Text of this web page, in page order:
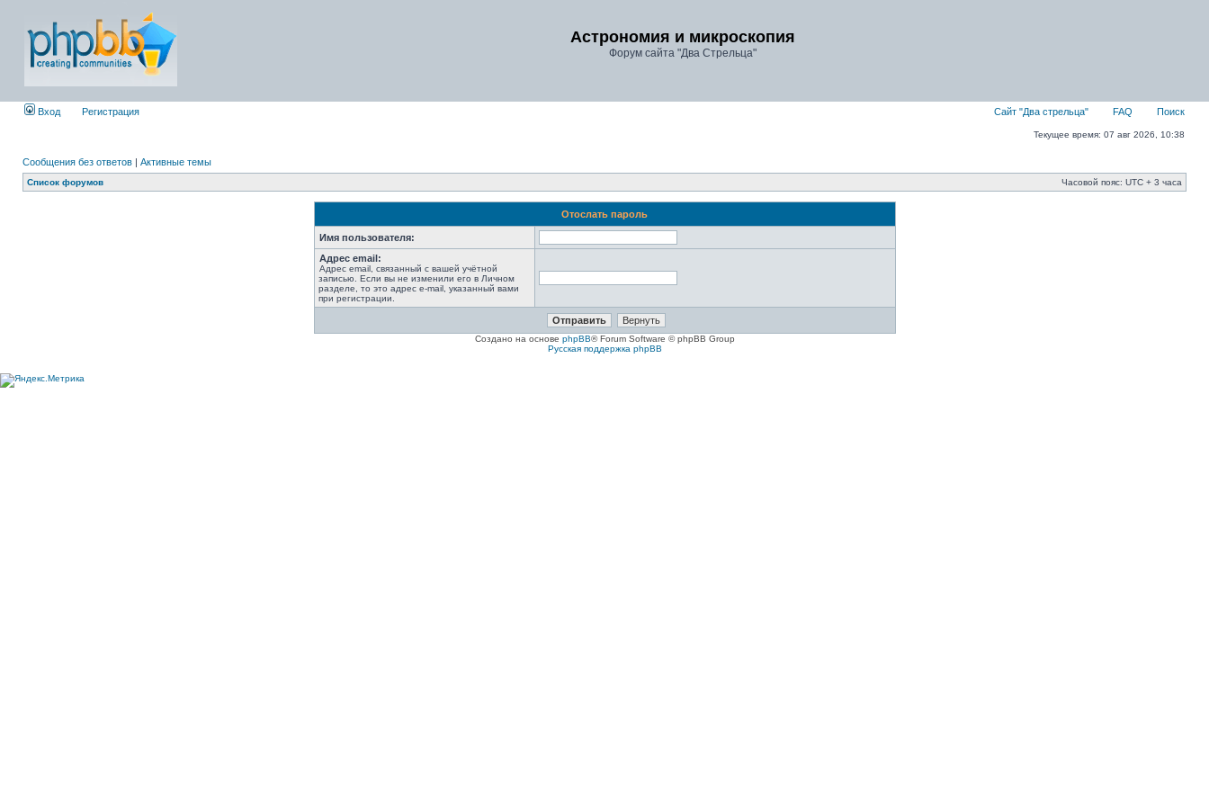
Астрономия и микроскопия
Форум сайта "Два Стрельца"
Вход Регистрация Сайт "Два стрельца" FAQ Поиск
Текущее время: 07 авг 2026, 10:38
Сообщения без ответов | Активные темы
Список форумов Часовой пояс: UTC + 3 часа
Отослать пароль
Имя пользователя:
Адрес email:
Адрес email, связанный с вашей учётной
записью. Если вы не изменили его в Личном
разделе, то это адрес e-mail, указанный вами
при регистрации.
Создано на основе phpBB® Forum Software © phpBB Group
Русская поддержка phpBB